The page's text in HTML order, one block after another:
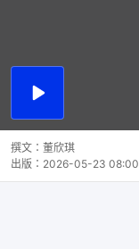
播
撰文： 董欣琪
出版： 2026-05-23 08:00